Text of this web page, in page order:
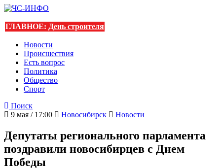
ГЛАВНОЕ: День строителя
Новости
Происшествия
Есть вопрос
Политика
Общество
Спорт
Поиск
9 мая / 17:00
Новосибирск Новости
Депутаты регионального парламента
поздравили новосибирцев с Днем
Победы